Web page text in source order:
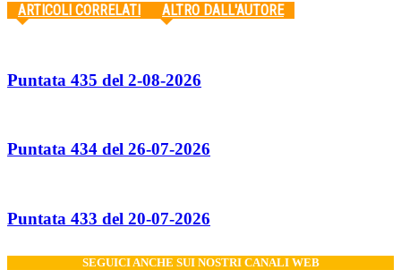
ARTICOLI CORRELATI ALTRO DALL'AUTORE
Puntata 435 del 2-08-2026
Puntata 434 del 26-07-2026
Puntata 433 del 20-07-2026
SEGUICI ANCHE SUI NOSTRI CANALI WEB